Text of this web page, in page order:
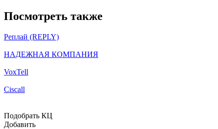
Посмотреть также
Реплай (REPLY)
НАДЕЖНАЯ КОМПАНИЯ
VoxTell
Ciscall
Подобрать КЦ
Добавить